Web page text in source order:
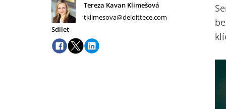
Tereza Kavan Klimešová
tklimesova@deloittece.com
Sdílet